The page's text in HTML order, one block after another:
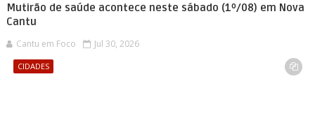
Mutirão de saúde acontece neste sábado (1º/08) em Nova
Cantu
Cantu em Foco Jul 30, 2026
CIDADES